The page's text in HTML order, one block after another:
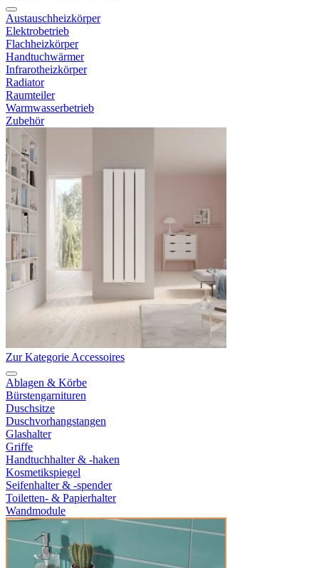
Austauschheizkörper
Elektrobetrieb
Flachheizkörper
Handtuchwärmer
Infrarotheizkörper
Radiator
Raumteiler
Warmwasserbetrieb
Zubehör
Zur Kategorie Accessoires
Ablagen & Körbe
Bürstengarnituren
Duschsitze
Duschvorhangstangen
Glashalter
Griffe
Handtuchhalter & -haken
Kosmetikspiegel
Seifenhalter & -spender
Toiletten- & Papierhalter
Wandmodule